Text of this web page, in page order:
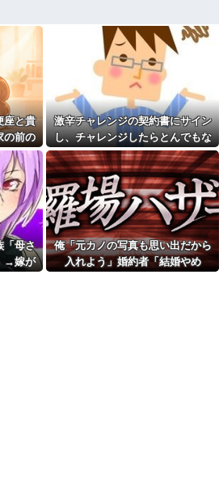
ぅ」と拒否するのに他人に嫌われたくて
【閲覧注意】元臆女キャバ嬢の首吊り自●
ｗｗｗｗ
友人(保育士)が２０年前に受け持った当時
た友人の元彼が『絶対にその男はなんか
・・・
【衝撃】帰宅すると嫁が赤ん坊産み落と
た驚きの理由とはｗｗｗｗ
冷凍庫パンパン問題がずっと付きまとっ
ど入れる場所がない
母「事故だったのよ」家族「母さんがわ
れ子どもを失ったのに信じてもらえず…
私が席を外して戻ってくると、園ママが
【前編】妻が娘（前妻との子）を連れて
22歳にもなってむくれて家出するような
けでも返して欲しい
勝って欲しいスポーツの試合って私が見
座と貴
の前の
園ママ
激辛チャレンジの契約書にサイン
し、チャレンジしたらとんでもな
い事態になった。救急車運ばれ胃
の洗浄や入院2日で10万超えて...
「母さ
→嫁が
俺「元カノの写真も思い出だから
入れよう」婚約者「結婚やめ